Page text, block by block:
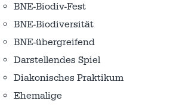
BNE-Biodiv-Fest
BNE-Biodiversität
BNE-übergreifend
Darstellendes Spiel
Diakonisches Praktikum
Ehemalige